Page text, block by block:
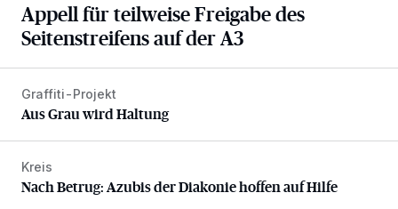
Appell für teilweise Freigabe des
Seitenstreifens auf der A3
Aus Grau wird Haltung
Graffiti-Projekt
Aus Grau wird Haltung
Nach Betrug: Azubis der Diakonie hoffen auf Hilfe
Kreis
Nach Betrug: Azubis der Diakonie hoffen auf Hilfe